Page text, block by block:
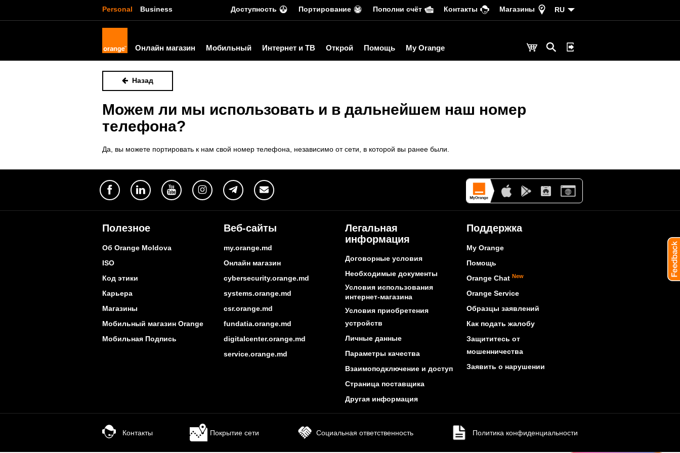
Personal Business Доступность Портирование Пополни счёт Контакты Магазины RU
Онлайн магазин Мобильный Интернет и ТВ Открой Помощь My Orange
Назад
Можем ли мы использовать и в дальнейшем наш номер
телефона?
Да, вы можете портировать к нам свой номер телефона, независимо от сети, в которой вы ранее были.
Полезное
Об Orange Moldova
ISO
Код этики
Карьера
Магазины
Мобильный магазин Orange
Мобильная Подпись
Веб-сайты
my.orange.md
Онлайн магазин
cybersecurity.orange.md
systems.orange.md
csr.orange.md
fundatia.orange.md
digitalcenter.orange.md
service.orange.md
Легальная
информация
Договорные условия
Необходимые документы
Условия использования
интернет-магазина
Условия приобретения
устройств
Личные данные
Параметры качества
Взаимоподключение и доступ
Страница поставщика
Другая информация
Поддержка
My Orange
Помощь
Orange Chat New
Orange Service
Образцы заявлений
Как подать жалобу
Защититесь от
мошенничества
Заявить о нарушении
Контакты Покрытие сети Социальная ответственность Политика конфиденциальности